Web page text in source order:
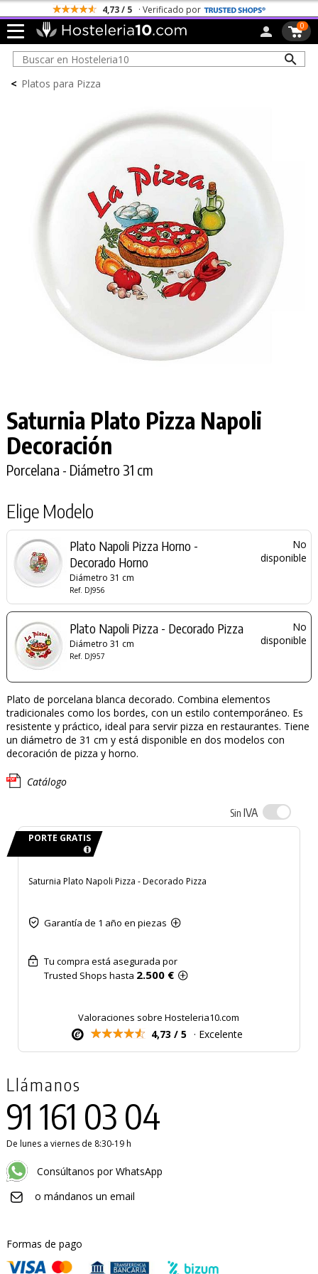
4,73 / 5 · Verificado por
0
< Platos para Pizza
Saturnia Plato Pizza Napoli
Decoración
Porcelana - Diámetro 31 cm
Elige Modelo
Plato Napoli Pizza Horno -
Decorado Horno
Diámetro 31 cm
Ref. DJ956
No
disponible
Plato Napoli Pizza - Decorado Pizza
Diámetro 31 cm
Ref. DJ957
No
disponible
Plato de porcelana blanca decorado. Combina elementos
tradicionales como los bordes, con un estilo contemporáneo. Es
resistente y práctico, ideal para servir pizza en restaurantes. Tiene
un diámetro de 31 cm y está disponible en dos modelos con
decoración de pizza y horno.
Catálogo
Sin IVA
PORTE GRATIS
Saturnia Plato Napoli Pizza - Decorado Pizza
Garantía de 1 año en piezas
Tu compra está asegurada por
Trusted Shops hasta 2.500 €
Valoraciones sobre Hosteleria10.com
4,73 / 5 · Excelente
Llámanos
91 161 03 04
De lunes a viernes de 8:30-19 h
Consúltanos por WhatsApp
o mándanos un email
Formas de pago